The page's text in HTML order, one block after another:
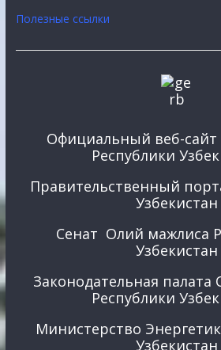
Полезные ссылки
Официальный веб-сайт
Республики
Правительственный
Узбекистан
Сенат Олий мажлиса
Узбекистан
Законодательная
Республики
Министерство
Узбекистан